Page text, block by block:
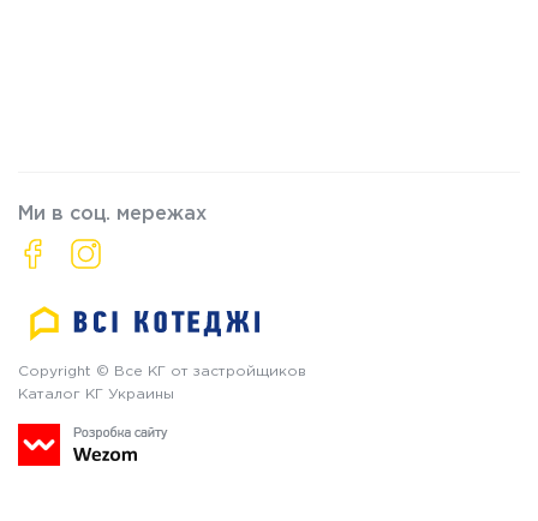
Ми в соц. мережах
Copyright © Все КГ от застройщиков
Каталог КГ Украины